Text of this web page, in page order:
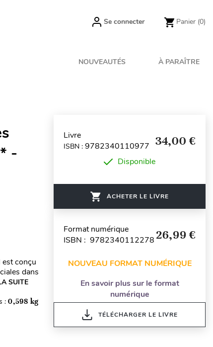
Se connecter Panier (0)
NOUVEAUTÉS À PARAÎTRE
-
conçu
dans
SUITE
:0,598 kg
Livre
ISBN : 9782340110977 34,00 €
Disponible
ACHETER LE LIVRE
Format numérique
ISBN : 9782340112278 26,99 €
NOUVEAU FORMAT NUMÉRIQUE
En savoir plus sur le format
numérique
TÉLÉCHARGER LE LIVRE